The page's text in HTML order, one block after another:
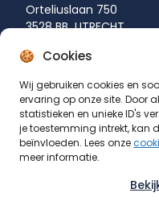
Cookies
Wij gebruiken cookies en
ervaring op onze site. Door
statistieken en unieke ID's
je toestemming intrekt, kan
beïnvloeden. Lees onze
meer informatie.
Orteliuslaan 750
3528 BB UTRECHT
035 542 75 52
© Nederlandse